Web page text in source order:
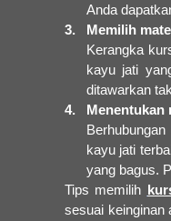
Anda
3. Memilih
Kerangka
kayu jati
ditawarkan
4. Menentukan
kayu jati
yang bagus.
Tips memilih
sesuai keinginan